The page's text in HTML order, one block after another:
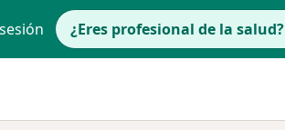
¿Eres profesional de la salud?